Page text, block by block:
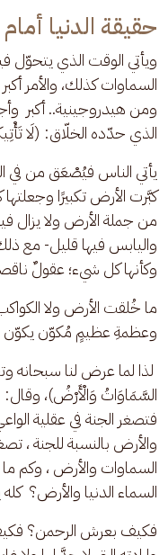
حقيقة الدنيا
ويأتي الوقت الذي
السماوات كذلك، والأمر
ومن هيدروجينية.. أكبر
الذي حدّده الخلّاق: (لَا
يأتي الناس فيُصْعَق من في
كبَّرت الأرض تكبيرًا وجعلتها
من جملة الأرض ولا يزال
واليابس فيها قليل- مع
وكأنها كل شيء؛ عقولٌ
ما خُلقت الأرض ولا
وعظمةِ عظيمٍ مُكوّن يكوّن
لذا لما عرض لنا سبحانه
السَّمَاوَاتُ وَالْأَرْضُ)،
فتصغر الجنة في عقلية
والأرض بالنسبة للجنة ،
السماوات والأرض ، وكم
السماء الدنيا والأرض؟
فكيف بعرش الرحمن؟